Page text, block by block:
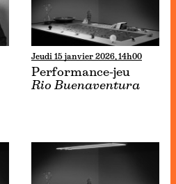
Jeudi 15 janvier 2026, 14h00
Performance-jeu
Rio Buenaventura